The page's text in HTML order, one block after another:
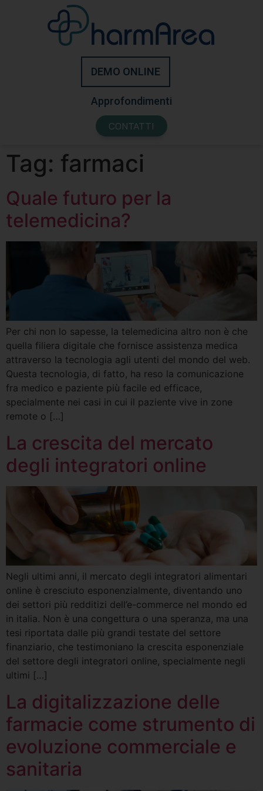
DEMO ONLINE
Approfondimenti
CONTATTI
Tag: farmaci
Quale futuro per la
telemedicina?
Per chi non lo sapesse, la telemedicina altro non è che
quella filiera digitale che fornisce assistenza medica
attraverso la tecnologia agli utenti del mondo del web.
Questa tecnologia, di fatto, ha reso la comunicazione
fra medico e paziente più facile ed efficace,
specialmente nei casi in cui il paziente vive in zone
remote o […]
La crescita del mercato
degli integratori online
Negli ultimi anni, il mercato degli integratori alimentari
online è cresciuto esponenzialmente, diventando uno
dei settori più redditizi dell’e-commerce nel mondo ed
in italia. Non è una congettura o una speranza, ma una
tesi riportata dalle più grandi testate del settore
finanziario, che testimoniano la crescita esponenziale
del settore degli integratori online, specialmente negli
ultimi […]
La digitalizzazione delle
farmacie come strumento di
evoluzione commerciale e
sanitaria